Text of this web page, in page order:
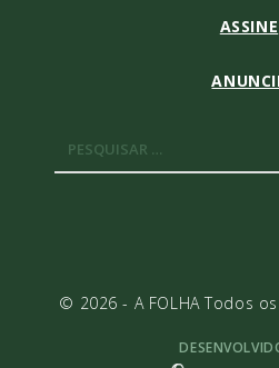
ASSINE
© 2026 - A FOLHA Todos